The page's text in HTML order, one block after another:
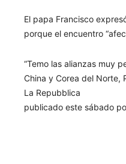
El papa Francisco
porque el encuentro
“Temo las alianzas muy
China y Corea del Norte,
La Repubblica
publicado este sábado